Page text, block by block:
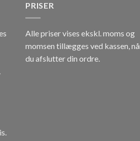
PRISER
Alle priser vises ekskl. moms og
momsen tillægges ved kassen,
du afslutter din ordre.